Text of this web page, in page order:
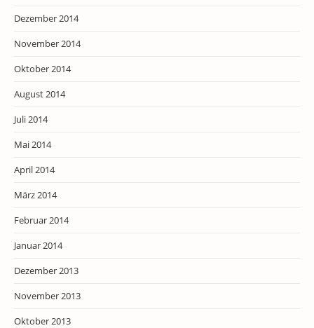
Dezember 2014
November 2014
Oktober 2014
August 2014
Juli 2014
Mai 2014
April 2014
März 2014
Februar 2014
Januar 2014
Dezember 2013
November 2013
Oktober 2013